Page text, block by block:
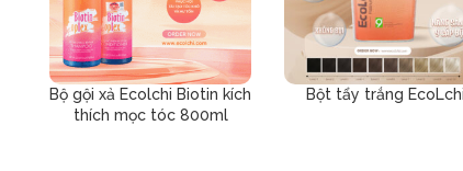
Bộ gội xả Ecolchi Biotin kích
thích mọc tóc 800ml
Bột tẩy trắng EcoLchi